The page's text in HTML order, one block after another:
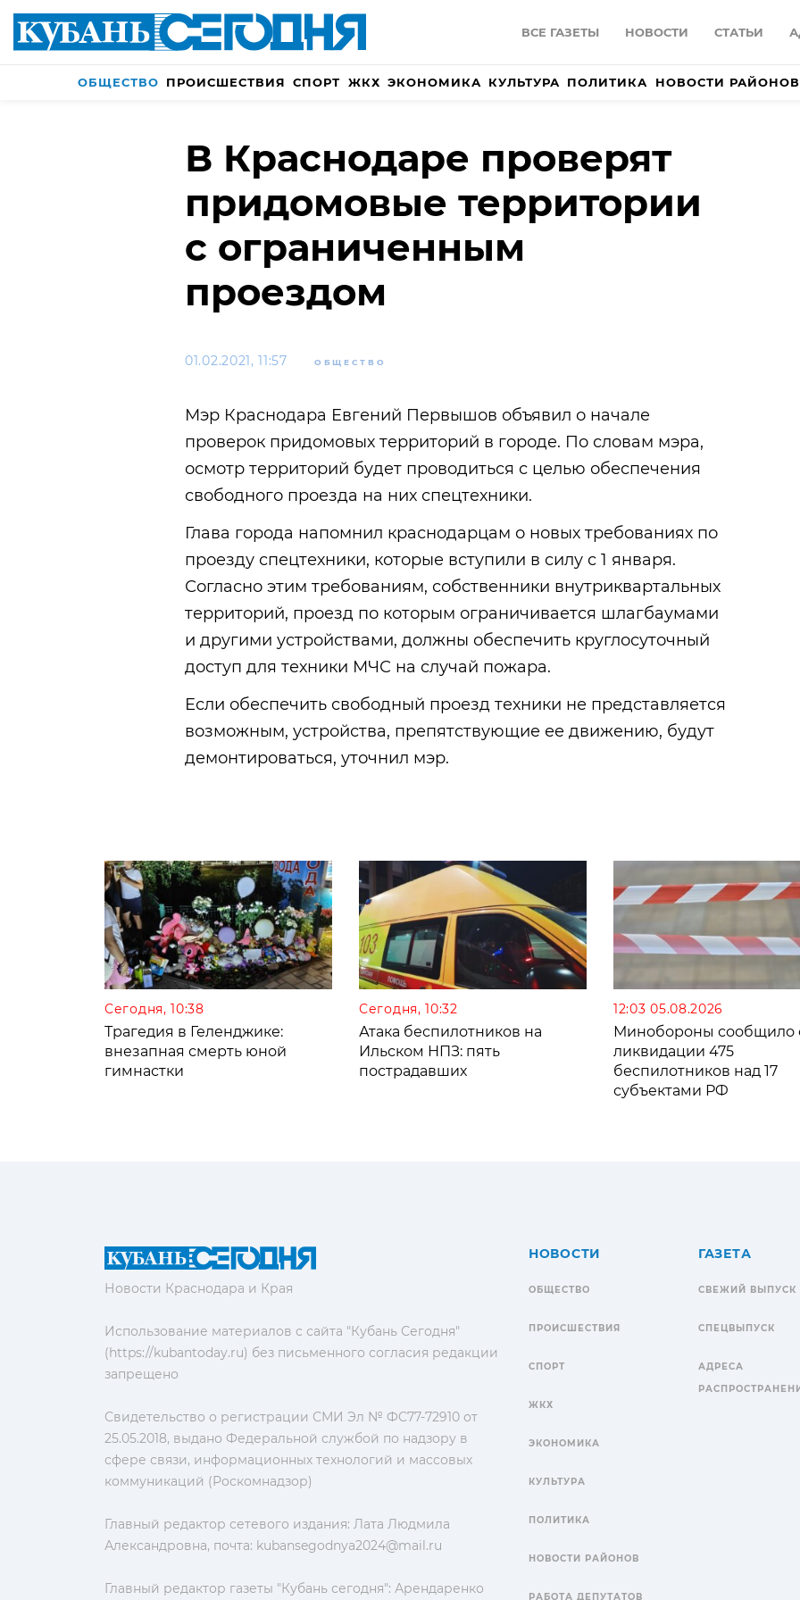
ВСЕ ГАЗЕТЫ НОВОСТИ СТАТЬИ
ОБЩЕСТВО ПРОИСШЕСТВИЯ СПОРТ ЖКХ ЭКОНОМИКА КУЛЬТУРА ПОЛИТИКА НОВОСТИ РАЙОНОВ
В Краснодаре проверят
придомовые территории
с ограниченным
проездом
01.02.2021, 11:57 ОБЩЕСТВО
Мэр Краснодара Евгений Первышов объявил о начале
проверок придомовых территорий в городе. По словам мэра,
осмотр территорий будет проводиться с целью обеспечения
свободного проезда на них спецтехники.
Глава города напомнил краснодарцам о новых требованиях по
проезду спецтехники, которые вступили в силу с 1 января.
Согласно этим требованиям, собственники внутриквартальных
территорий, проезд по которым ограничивается шлагбаумами
и другими устройствами, должны обеспечить круглосуточный
доступ для техники МЧС на случай пожара.
Если обеспечить свободный проезд техники не представляется
возможным, устройства, препятствующие ее движению, будут
демонтироваться, уточнил мэр.
Сегодня, 10:38
Трагедия в Геленджике:
внезапная смерть юной
гимнастки
Сегодня, 10:32
Атака беспилотников на
Ильском НПЗ: пять
пострадавших
12:03 05.08.2026
Минобороны сообщило
ликвидации 475
беспилотников над 17
субъектами РФ
Новости Краснодара и Края
Использование материалов с сайта "Кубань Сегодня"
(https://kubantoday.ru) без письменного согласия редакции
запрещено
Свидетельство о регистрации СМИ Эл № ФС77-72910 от
25.05.2018, выдано Федеральной службой по надзору в
сфере связи, информационных технологий и массовых
коммуникаций (Роскомнадзор)
Главный редактор сетевого издания: Лата Людмила
Александровна, почта: kubansegodnya2024@mail.ru
Главный редактор газеты "Кубань сегодня": Арендаренко
НОВОСТИ
ОБЩЕСТВО
ПРОИСШЕСТВИЯ
СПОРТ
ЖКХ
ЭКОНОМИКА
КУЛЬТУРА
ПОЛИТИКА
НОВОСТИ РАЙОНОВ
РАБОТА ДЕПУТАТОВ
ГАЗЕТА
СВЕЖИЙ ВЫПУСК
СПЕЦВЫПУСК
АДРЕСА